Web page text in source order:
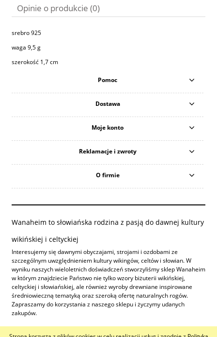
Opinie o produkcie (0)
srebro 925
waga 9,5 g
szerokość 1,7 cm
Pomoc
Dostawa
Moje konto
Reklamacje i zwroty
O firmie
Wanaheim to słowiańska rodzina z pasją do dawnej kultury
wikińskiej i celtyckiej
Interesujemy się dawnymi obyczajami, strojami i ozdobami ze
szczególnym uwzględnieniem kultury wikingów, celtów i słowian. W
wyniku naszych wieloletnich doświadczeń stworzyliśmy sklep Wanaheim
w którym znajdziecie Państwo nie tylko wzory biżuterii wikińskiej,
celtyckiej i słowiańskiej, ale również wyroby drewniane inspirowane
średniowieczną tematyką oraz szeroką ofertę naturalnych rogów.
Zapraszamy do korzystania z naszego sklepu i życzymy udanych
zakupów.